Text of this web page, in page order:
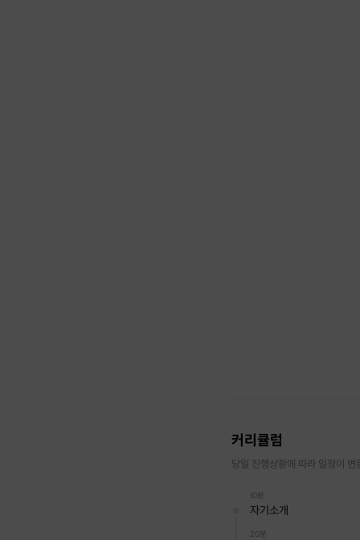
커리큘럼
당일 진행상황에 따라 일정이 변
10분
자기소개
20분